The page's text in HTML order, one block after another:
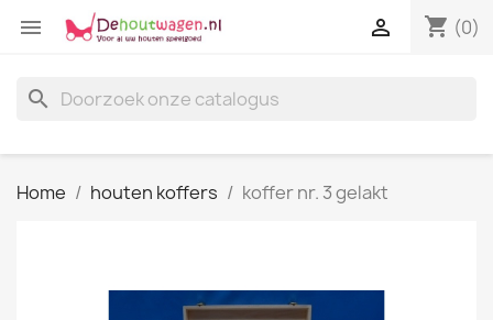
 shopping_cart (0)

search
Home houten koffers koffer nr. 3 gelakt